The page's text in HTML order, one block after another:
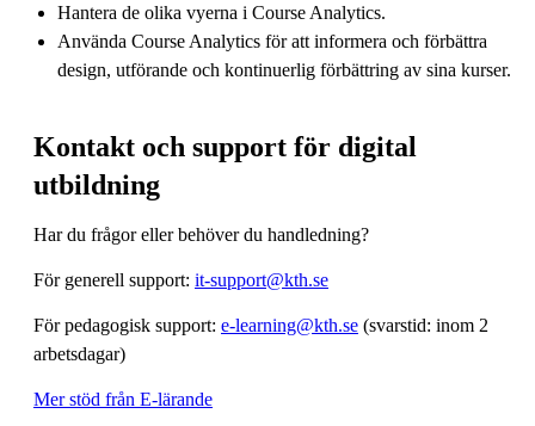
Hantera de olika vyerna i Course Analytics.
Använda Course Analytics för att informera och förbättra
design, utförande och kontinuerlig förbättring av sina kurser.
Kontakt och support för digital
utbildning
Har du frågor eller behöver du handledning?
För generell support: it-support@kth.se
För pedagogisk support: e-learning@kth.se (svarstid: inom 2
arbetsdagar)
Mer stöd från E-lärande